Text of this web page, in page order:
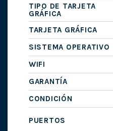
TIPO DE TARJETA
GRÁFICA
TARJETA GRÁFICA
SISTEMA OPERATIVO
WIFI
GARANTÍA
CONDICIÓN
PUERTOS